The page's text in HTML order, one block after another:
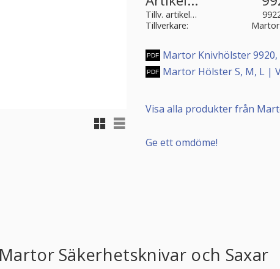
Rutnätsvy
Listvy
Tillv. artikelnr
Tillverkare
Martor
Martor Knivhölster
Martor Hölster S, M, L |
Visa alla produkter från
Ge ett omdöme!
Säkerhetsknivar och Saxar